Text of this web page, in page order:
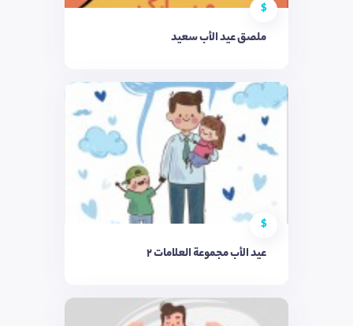
$
ملصق عيد الأب سعيد
$
عيد الأب مجموعة العلامات 2